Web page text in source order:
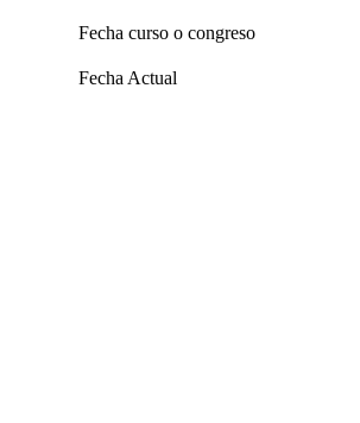
Fecha curso o congreso
Fecha Actual